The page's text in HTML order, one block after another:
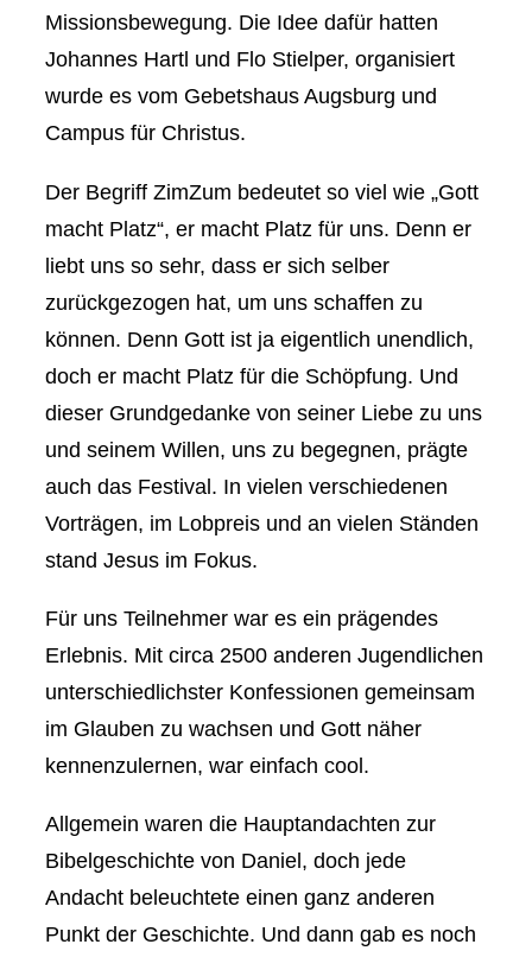
Missionsbewegung. Die Idee dafür hatten
Johannes Hartl und Flo Stielper, organisiert
wurde es vom Gebetshaus Augsburg und
Campus für Christus.
Der Begriff ZimZum bedeutet so viel wie „Gott
macht Platz“, er macht Platz für uns. Denn er
liebt uns so sehr, dass er sich selber
zurückgezogen hat, um uns schaffen zu
können. Denn Gott ist ja eigentlich unendlich,
doch er macht Platz für die Schöpfung. Und
dieser Grundgedanke von seiner Liebe zu uns
und seinem Willen, uns zu begegnen, prägte
auch das Festival. In vielen verschiedenen
Vorträgen, im Lobpreis und an vielen Ständen
stand Jesus im Fokus.
Für uns Teilnehmer war es ein prägendes
Erlebnis. Mit circa 2500 anderen Jugendlichen
unterschiedlichster Konfessionen gemeinsam
im Glauben zu wachsen und Gott näher
kennenzulernen, war einfach cool.
Allgemein waren die Hauptandachten zur
Bibelgeschichte von Daniel, doch jede
Andacht beleuchtete einen ganz anderen
Punkt der Geschichte. Und dann gab es noch